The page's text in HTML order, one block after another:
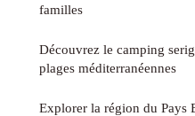
familles
Découvrez le camping
plages méditerranéennes
Explorer la région du Pays